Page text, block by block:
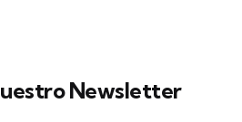
Newsletter